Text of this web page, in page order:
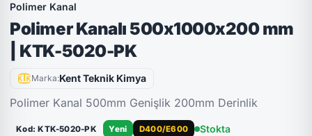
Polimer Kanal
Polimer Kanalı 500x1000x200 mm
| KTK-5020-PK
Marka:Kent Teknik Kimya
Polimer Kanal 500mm Genişlik 200mm Derinlik
Kod: KTK-5020-PK Yeni D400/E600 Stokta